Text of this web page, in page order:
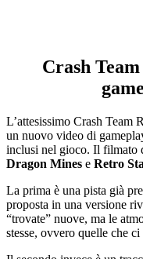
Crash
L’attesissimo Crash Team
un nuovo video di
inclusi nel gioco. Il filmato
Dragon Mines e Retro
La prima è una pista già
proposta in una versione
“trovate” nuove, ma le
stesse, ovvero quelle che